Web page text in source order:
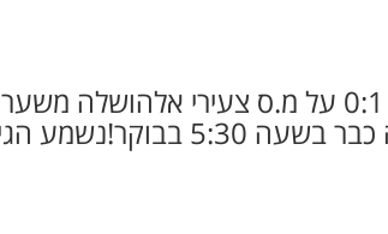
בשישי בשעת בוקר לא הגיונית (09:00),גברה מ.כ בינלאומי תל אביב 0:1 על מ.ס צעירי אלהושלה משער
הגיוני?